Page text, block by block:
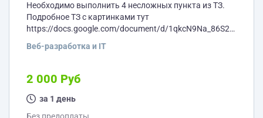
Необходимо выполнить 4 несложных пункта из ТЗ.
Подробное ТЗ с картинками тут
https://docs.google.com/document/d/
вместо текста “По запросу” должна выводится
названием валюты из свойства товара. Текст с типом
квартиры, который рядом с текстом “по запросу” не
должен выводится. 2 (3). Сделать чтобы главная
Веб-разработка и IT
2 000 Руб
за 1 день